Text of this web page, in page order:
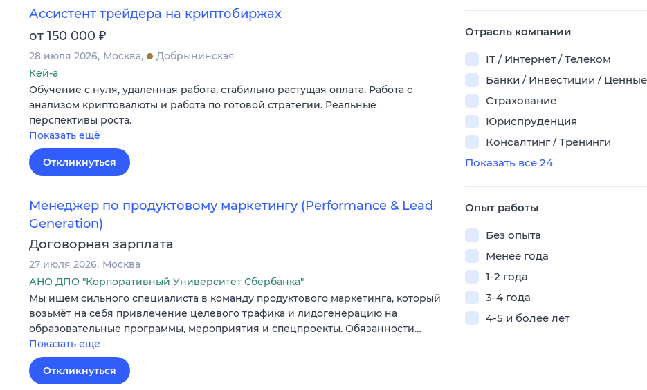
Ассистент трейдера на криптобиржах
от 150 000 ₽
28 июля 2026 Москва
Добрынинская
Кей-а
Обучение с нуля, удаленная работа, стабильно растущая оплата. Работа с
анализом криптовалюты и работа по готовой стратегии. Реальные
перспективы роста.
Показать ещё
Откликнуться
Менеджер по продуктовому маркетингу (Performance & Lead
Generation)
Договорная зарплата
27 июля 2026 Москва
АНО ДПО "Корпоративный Университет Сбербанка"
Мы ищем сильного специалиста в команду продуктового маркетинга, который
возьмёт на себя привлечение целевого трафика и лидогенерацию на
образовательные программы, мероприятия и спецпроекты. Обязанности…
Показать ещё
Откликнуться
Отрасль компании
IT / Интернет / Телеком
Банки / Инвестиции /
Страхование
Юриспруденция
Консалтинг / Тренинги
Показать все 24
Опыт работы
Без опыта
Менее года
1-2 года
3-4 года
4-5 и более лет